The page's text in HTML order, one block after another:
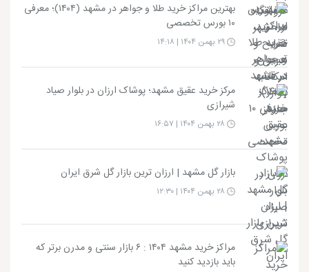
بهترین مراکز خرید طلا و جواهر در مشهد (۱۴۰۴)؛ معرفی
۱۰ بورس تخصصی
مرکز خرید عقیق مشهد؛ پوشاک ارزان در بلوار صیاد
شیرازی
بازار گل مشهد | ارزان ترین بازار گل شرق ایران
مراکز خرید مشهد ۱۴۰۴ : ۶ بازار سنتی و مدرن برتر که
باید بازدید کنید